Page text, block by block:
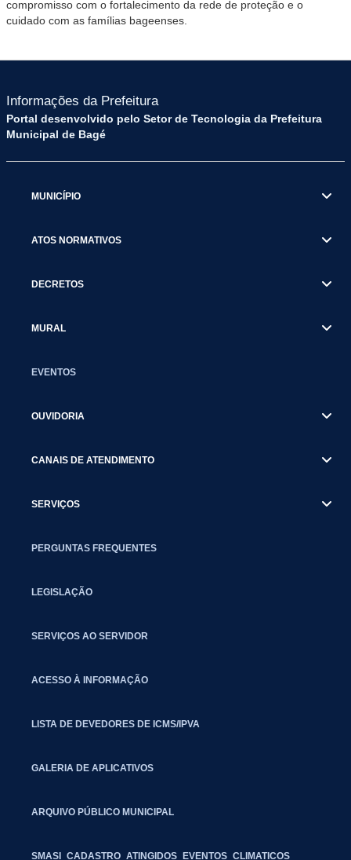
compromisso com o fortalecimento da rede de proteção e o
cuidado com as famílias bageenses.
Informações da Prefeitura
Portal desenvolvido pelo Setor de Tecnologia da Prefeitura
Municipal de Bagé
MUNICÍPIO
ATOS NORMATIVOS
DECRETOS
MURAL
EVENTOS
OUVIDORIA
CANAIS DE ATENDIMENTO
SERVIÇOS
PERGUNTAS FREQUENTES
LEGISLAÇÃO
SERVIÇOS AO SERVIDOR
ACESSO À INFORMAÇÃO
LISTA DE DEVEDORES DE ICMS/IPVA
GALERIA DE APLICATIVOS
ARQUIVO PÚBLICO MUNICIPAL
SMASI_CADASTRO_ATINGIDOS_EVENTOS_CLIMATICOS